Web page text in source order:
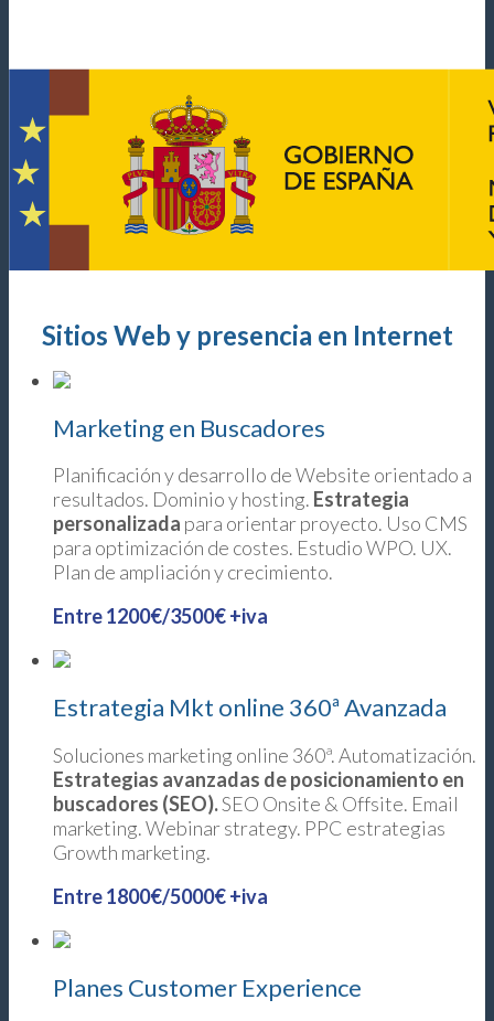
Sitios Web y presencia en Internet
Marketing en Buscadores
Planificación y desarrollo de Website orientado a
resultados. Dominio y hosting. Estrategia
personalizada para orientar proyecto. Uso CMS
para optimización de costes. Estudio WPO. UX.
Plan de ampliación y crecimiento.
Entre 1200€/3500€ +iva
Estrategia Mkt online 360ª Avanzada
Soluciones marketing online 360ª. Automatización.
Estrategias avanzadas de posicionamiento en
buscadores (SEO).SEO Onsite & Offsite. Email
marketing. Webinar strategy. PPC estrategias
Growth marketing.
Entre 1800€/5000€ +iva
Planes Customer Experience